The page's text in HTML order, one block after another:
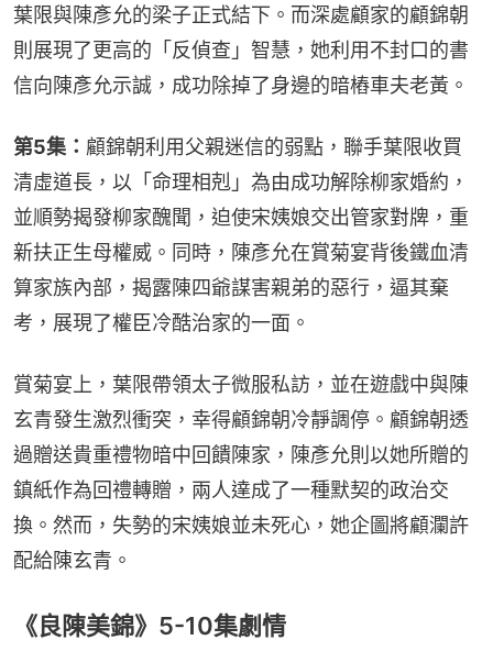
葉限與陳彥允的梁子正式結下。而深處顧家的顧錦朝
則展現了更高的「反偵查」智慧，她利用不封口的書
信向陳彥允示誠，成功除掉了身邊的暗樁車夫老黃。
第5集： 顧錦朝利用父親迷信的弱點，聯手葉限收買
清虛道長，以「命理相剋」為由成功解除柳家婚約，
並順勢揭發柳家醜聞，迫使宋姨娘交出管家對牌，重
新扶正生母權威。同時，陳彥允在賞菊宴背後鐵血清
算家族內部，揭露陳四爺謀害親弟的惡行，逼其棄
考，展現了權臣冷酷治家的一面。
賞菊宴上，葉限帶領太子微服私訪，並在遊戲中與陳
玄青發生激烈衝突，幸得顧錦朝冷靜調停。顧錦朝透
過贈送貴重禮物暗中回饋陳家，陳彥允則以她所贈的
鎮紙作為回禮轉贈，兩人達成了一種默契的政治交
換。然而，失勢的宋姨娘並未死心，她企圖將顧瀾許
配給陳玄青。
《良陳美錦》5-10集劇情